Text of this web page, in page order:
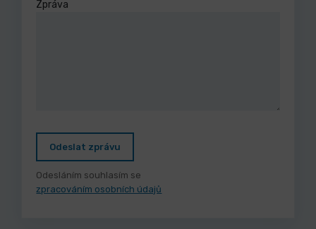
Zpráva
Odeslat zprávu
Odesláním souhlasím se
zpracováním osobních údajů